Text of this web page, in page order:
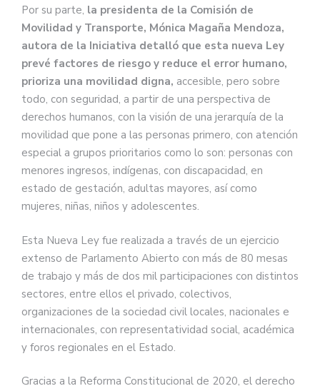
Por su parte, la presidenta de la Comisión de
Movilidad y Transporte, Mónica Magaña Mendoza,
autora de la Iniciativa detalló que esta nueva Ley
prevé factores de riesgo y reduce el error humano,
prioriza una movilidad digna, accesible, pero sobre
todo, con seguridad, a partir de una perspectiva de
derechos humanos, con la visión de una jerarquía de la
movilidad que pone a las personas primero, con atención
especial a grupos prioritarios como lo son: personas con
menores ingresos, indígenas, con discapacidad, en
estado de gestación, adultas mayores, así como
mujeres, niñas, niños y adolescentes.
Esta Nueva Ley fue realizada a través de un ejercicio
extenso de Parlamento Abierto con más de 80 mesas
de trabajo y más de dos mil participaciones con distintos
sectores, entre ellos el privado, colectivos,
organizaciones de la sociedad civil locales, nacionales e
internacionales, con representatividad social, académica
y foros regionales en el Estado.
Gracias a la Reforma Constitucional de 2020, el derecho